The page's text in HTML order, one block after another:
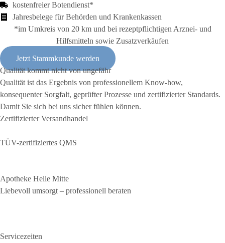
kosten­freier Boten­dienst*
Jahres­be­lege für Be­hörden und Kranken­kassen
*im Umkreis von 20 km und bei rezeptpflichtigen Arznei- und
Hilfsmitteln sowie Zusatzverkäufen
Jetzt Stammkunde werden
Qualität kommt nicht von ungefähr
Qualität ist das Ergebnis von professionellem Know-how,
konsequenter Sorgfalt, geprüfter Prozesse und zertifizierter Standards.
Damit Sie sich bei uns sicher fühlen können.
ZertifizierterVersandhandel
TÜV-zertifiziertes QMS
Apotheke Helle Mitte
Liebevoll umsorgt – professionell beraten
Servicezeiten